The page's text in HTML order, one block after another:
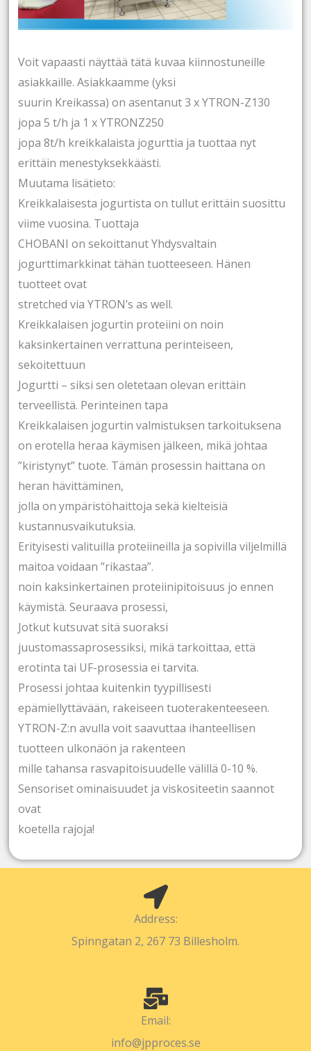
Voit vapaasti näyttää tätä kuvaa kiinnostuneille
asiakkaille. Asiakkaamme (yksi
suurin Kreikassa) on asentanut 3 x YTRON-Z130
jopa 5 t/h ja 1 x YTRONZ250
jopa 8t/h kreikkalaista jogurttia ja tuottaa nyt
erittäin menestyksekkäästi.
Muutama lisätieto:
Kreikkalaisesta jogurtista on tullut erittäin suosittu
viime vuosina. Tuottaja
CHOBANI on sekoittanut Yhdysvaltain
jogurttimarkkinat tähän tuotteeseen. Hänen
tuotteet ovat
stretched via YTRON’s as well.
Kreikkalaisen jogurtin proteiini on noin
kaksinkertainen verrattuna perinteiseen,
sekoitettuun
Jogurtti – siksi sen oletetaan olevan erittäin
terveellistä. Perinteinen tapa
Kreikkalaisen jogurtin valmistuksen tarkoituksena
on erotella heraa käymisen jälkeen, mikä johtaa
”kiristynyt” tuote. Tämän prosessin haittana on
heran hävittäminen,
jolla on ympäristöhaittoja sekä kielteisiä
kustannusvaikutuksia.
Erityisesti valituilla proteiineilla ja sopivilla viljelmillä
maitoa voidaan ”rikastaa”.
noin kaksinkertainen proteiinipitoisuus jo ennen
käymistä. Seuraava prosessi,
Jotkut kutsuvat sitä suoraksi
juustomassaprosessiksi, mikä tarkoittaa, että
erotinta tai UF-prosessia ei tarvita.
Prosessi johtaa kuitenkin tyypillisesti
epämiellyttävään, rakeiseen tuoterakenteeseen.
YTRON-Z:n avulla voit saavuttaa ihanteellisen
tuotteen ulkonäön ja rakenteen
mille tahansa rasvapitoisuudelle välillä 0-10 %.
Sensoriset ominaisuudet ja viskositeetin saannot
ovat
koetella rajoja!
Address:
Spinngatan 2, 267 73 Billesholm.
Email:
info@jpproces.se